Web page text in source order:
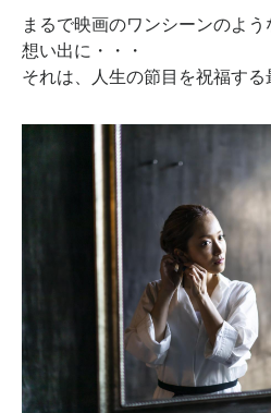
まるで映画のワンシーンのよ
想い出に・・・
それは、人生の節目を祝福する